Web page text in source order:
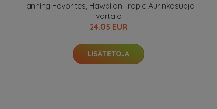
Tanning Favorites, Hawaiian Tropic Aurinkosuoja
vartalo
24.05 EUR
LISÄTIETOJA